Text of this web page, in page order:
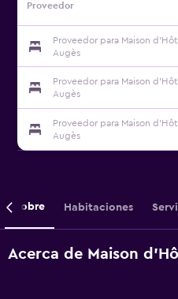
Proveedor
Proveedor para Maison
Augès
Proveedor para Maison
Augès
Proveedor para Maison
Augès
Sobre Habitaciones
Acerca de Maison